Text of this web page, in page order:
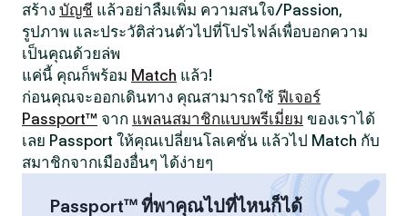
สร้าง บัญชี แล้วอย่าลืมเพิ่ม ความสนใจ/Passion,
รูปภาพ และประวัติส่วนตัวไปที่โปรไฟล์เพื่อบอกความ
เป็นคุณด้วยล่พ
แค่นี้ คุณก็พร้อม Match แล้ว!
ก่อนคุณจะออกเดินทาง คุณสามารถใช้ ฟีเจอร์
Passport™ จาก แพลนสมาชิกแบบพรีเมี่ยม ของเราได้
เลย Passport ให้คุณเปลี่ยนโลเคชั่น แล้วไป Match กับ
สมาชิกจากเมืองอื่นๆ ได้ง่ายๆ
Passport™ ที่พาคุณไปที่ไหนก็ได้